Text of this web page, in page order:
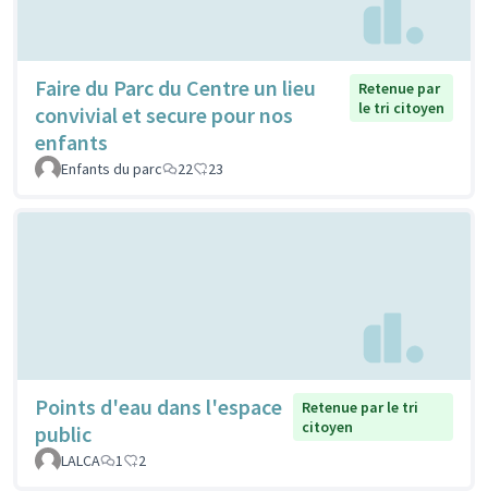
Faire du Parc du Centre un lieu
convivial et secure pour nos
enfants
Retenue par
le tri citoyen
Enfants du parc 22 23
Points d'eau dans l'espace
public
Retenue par le tri
citoyen
LALCA
1 2